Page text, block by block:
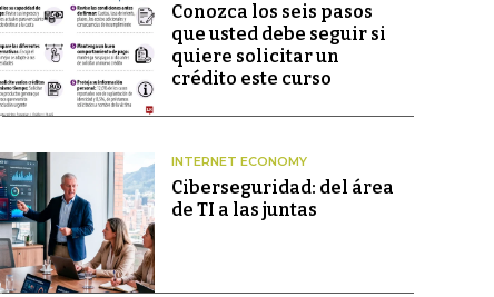
Conozca los seis pasos
que usted debe seguir si
quiere solicitar un
crédito este curso
INTERNET ECONOMY
Ciberseguridad: del área
de TI a las juntas